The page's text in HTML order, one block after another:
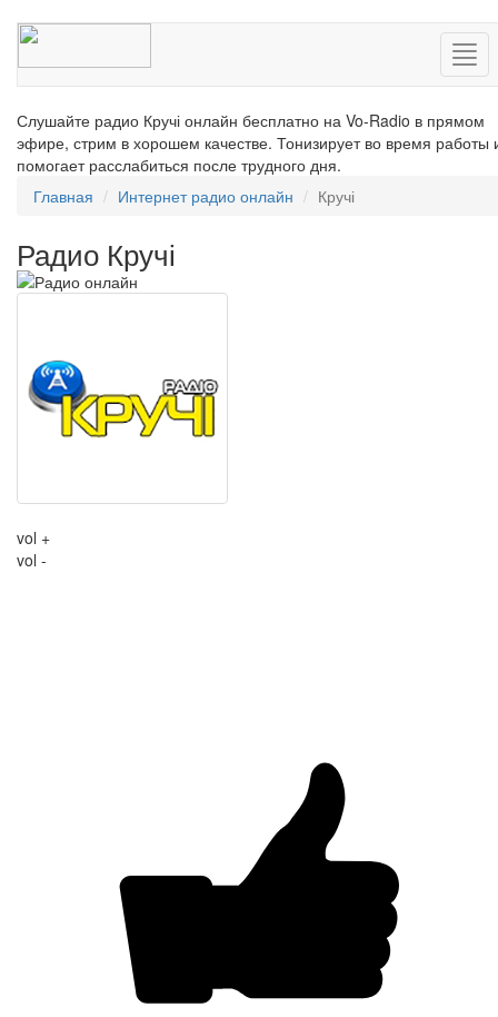
Слушайте радио Кручі онлайн бесплатно на Vo-Radio в прямом
эфире, стрим в хорошем качестве. Тонизирует во время работы
помогает расслабиться после трудного дня.
Главная
Интернет радио онлайн Кручі
Радио Кручі
vol +
vol -